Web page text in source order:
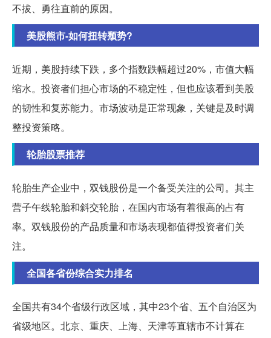
不拔、勇往直前的原因。
美股熊市-如何扭转颓势?
近期，美股持续下跌，多个指数跌幅超过20%，市值大幅
缩水。投资者们担心市场的不稳定性，但也应该看到美股
的韧性和复苏能力。市场波动是正常现象，关键是及时调
整投资策略。
轮胎股票推荐
轮胎生产企业中，双钱股份是一个备受关注的公司。其主
营子午线轮胎和斜交轮胎，在国内市场有着很高的占有
率。双钱股份的产品质量和市场表现都值得投资者们关
注。
全国各省份综合实力排名
全国共有34个省级行政区域，其中23个省、五个自治区为
省级地区。北京、重庆、上海、天津等直辖市不计算在